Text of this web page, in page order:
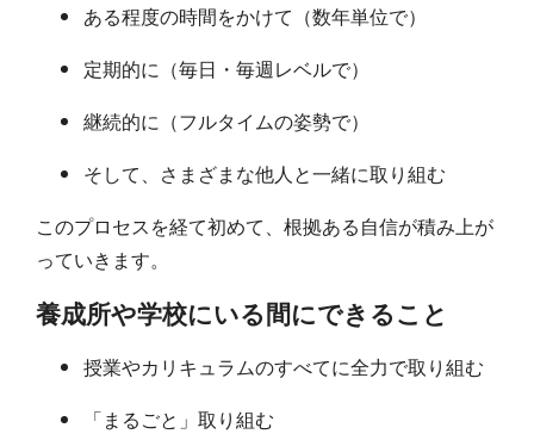
ある程度の時間をかけて（数年単位で）
定期的に（毎日・毎週レベルで）
継続的に（フルタイムの姿勢で）
そして、さまざまな他人と一緒に取り組む
このプロセスを経て初めて、根拠ある自信が積み上が
っていきます。
養成所や学校にいる間にできること
授業やカリキュラムのすべてに全力で取り組む
「まるごと」取り組む